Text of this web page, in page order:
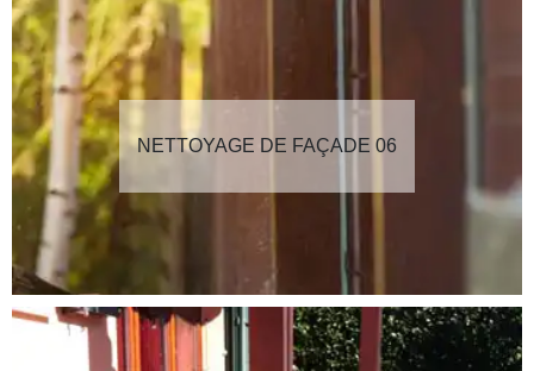
NETTOYAGE DE FAÇADE 06